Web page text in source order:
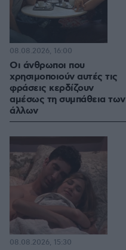
Οι άνθρωποι που
χρησιμοποιούν αυτές τις
φράσεις κερδίζουν
αμέσως τη συμπάθεια των
άλλων
08.08.2026, 16:00
08.08.2026, 15:30